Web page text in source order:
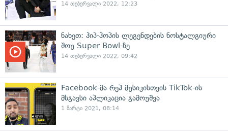
14 თებერვალი 2022, 12:23
ნახეთ: ჰიპ-ჰოპის ლეგენდების ნოსტალგიური
შოუ Super Bowl-ზე
14 თებერვალი 2022, 09:42
Facebook-მა რეპ მუსიკისთვის TikTok-ის
მსგავსი აპლიკაცია გამოუშვა
1 მარტი 2021, 08:14